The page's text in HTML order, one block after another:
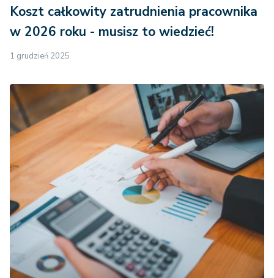
Koszt całkowity zatrudnienia pracownika
w 2026 roku - musisz to wiedzieć!
1 grudzień 2025